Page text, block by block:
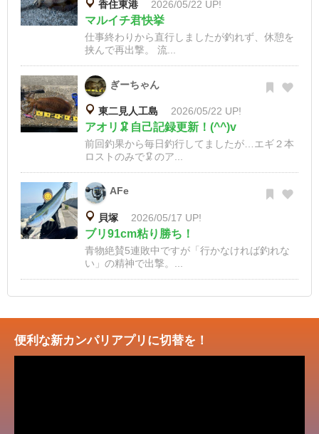
香住東港 2026/05/22 UP!
マルイチ君快挙
仕事終わりから直行しましたが釣れず、休憩を
挟んで再出撃。 流...
ぎーちゃん
東二見人工島 2026/05/22 UP!
アオリ🦑自己記録更新！(^^)v
前回釣果から毎日釣行してましたが…エギ２本
ロストのみで🦑のア...
AFe
貝塚 2026/05/17 UP!
ブリ91cm粘り勝ち！
青物絶賛5連敗中ですが「行かなければ釣れな
い」の精神で出撃。...
便利な新カンパリアプリに切替を！